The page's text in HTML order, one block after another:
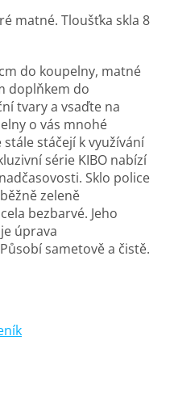
matné. Tloušťka skla 8
do koupelny, matné
doplňkem do
tvary a vsaďte na
o vás mnohé
stáčejí k využívání
série KIBO nabízí
Sklo police
zeleně
bezbarvé. Jeho
úprava
sametově a čistě.